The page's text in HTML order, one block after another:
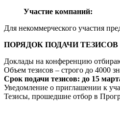
Участие компаний:
Для некоммерческого участия
ПОРЯДОК ПОДАЧИ ТЕЗИСОВ
Доклады на конференцию
Объем тезисов – строго до 4000
Срок подачи тезисов: до 15
Уведомление о приглашении к
Тезисы, прошедшие отбор в